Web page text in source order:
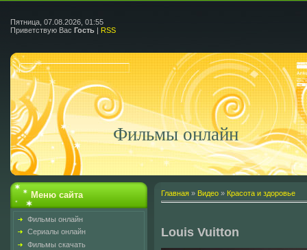
Пятница, 07.08.2026, 01:55
Приветствую Вас Гость | RSS
Фильмы онлайн
Меню сайта
Фильмы онлайн
Сериалы онлайн
Фильмы скачать
Главная » Видео » Красота и здоровье
Louis Vuitton